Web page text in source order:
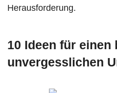
Herausforderung.
10 Ideen für einen
unvergesslichen